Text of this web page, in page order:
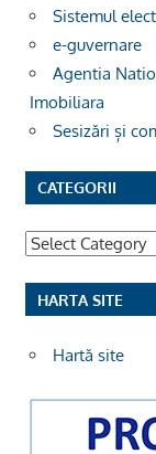
Sistemul
e-guvernare
Agentia
Imobiliara
Sesizări și
CATEGORII
Categorii
HARTA SITE
Hartă site